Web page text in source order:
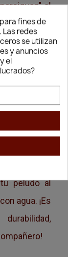
el
de comer?
con el
1000ml!
está
la más alta
higiénico,
peludo al
agua. ¡Es
fines de
redes
se utilizan
y anuncios
el